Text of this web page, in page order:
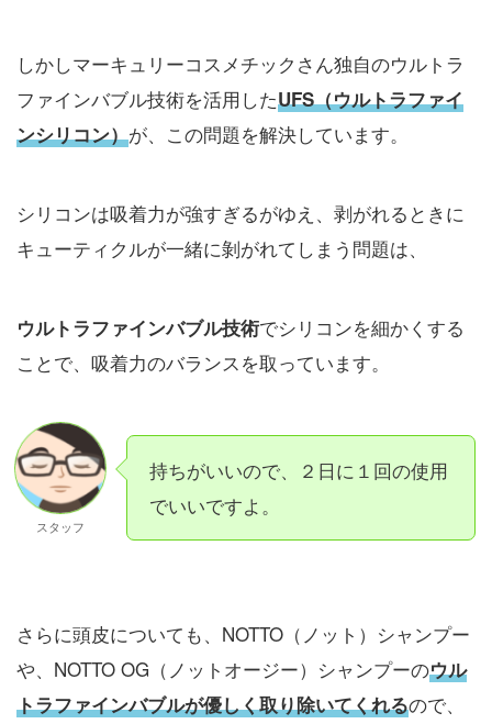
しかしマーキュリーコスメチックさん独自のウルトラ
ファインバブル技術を活用したUFS（ウルトラファイ
ンシリコン）が、この問題を解決しています。
シリコンは吸着力が強すぎるがゆえ、剥がれるときに
キューティクルが一緒に剝がれてしまう問題は、
ウルトラファインバブル技術でシリコンを細かくする
ことで、吸着力のバランスを取っています。
スタッフ
持ちがいいので、２日に１回の使用
でいいですよ。
さらに頭皮についても、NOTTO（ノット）シャンプー
や、NOTTO OG（ノットオージー）シャンプーのウル
トラファインバブルが優しく取り除いてくれるので、